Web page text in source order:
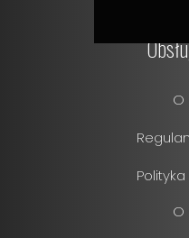
O
O